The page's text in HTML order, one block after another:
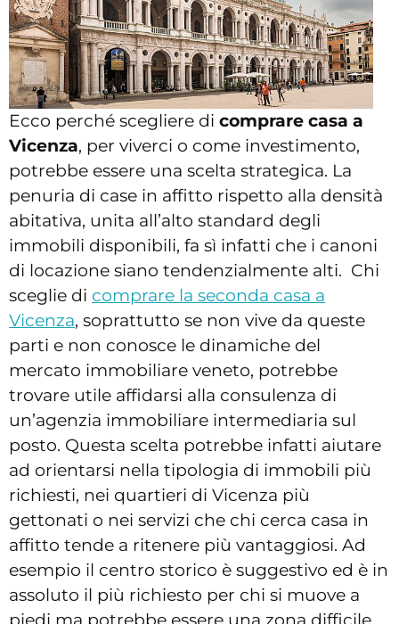
Ecco perché scegliere di comprare casa a
Vicenza, per viverci o come investimento,
potrebbe essere una scelta strategica. La
penuria di case in affitto rispetto alla densità
abitativa, unita all’alto standard degli
immobili disponibili, fa sì infatti che i canoni
di locazione siano tendenzialmente alti. Chi
sceglie di comprare la seconda casa a
Vicenza, soprattutto se non vive da queste
parti e non conosce le dinamiche del
mercato immobiliare veneto, potrebbe
trovare utile affidarsi alla consulenza di
un’agenzia immobiliare intermediaria sul
posto. Questa scelta potrebbe infatti aiutare
ad orientarsi nella tipologia di immobili più
richiesti, nei quartieri di Vicenza più
gettonati o nei servizi che chi cerca casa in
affitto tende a ritenere più vantaggiosi. Ad
esempio il centro storico è suggestivo ed è in
assoluto il più richiesto per chi si muove a
piedi ma potrebbe essere una zona difficile